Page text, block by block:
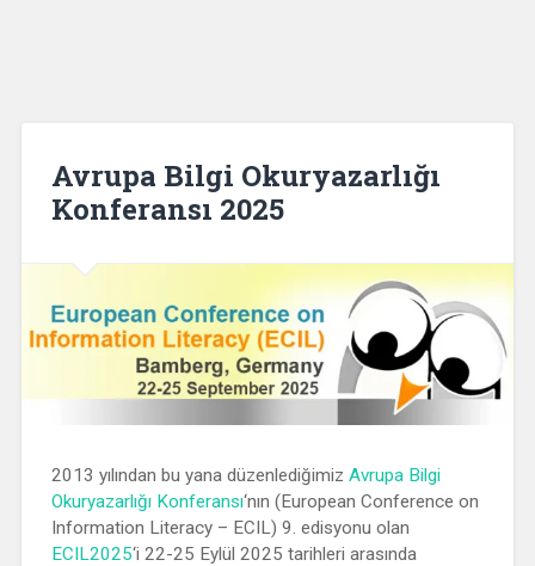
Avrupa Bilgi Okuryazarlığı
Konferansı 2025
2013 yılından bu yana düzenlediğimiz Avrupa Bilgi
Okuryazarlığı Konferansı‘nın (European Conference on
Information Literacy – ECIL) 9. edisyonu olan
ECIL2025‘i 22-25 Eylül 2025 tarihleri arasında